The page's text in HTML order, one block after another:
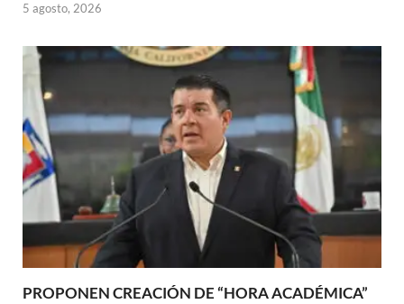
5 agosto, 2026
PROPONEN CREACIÓN DE “HORA ACADÉMICA”